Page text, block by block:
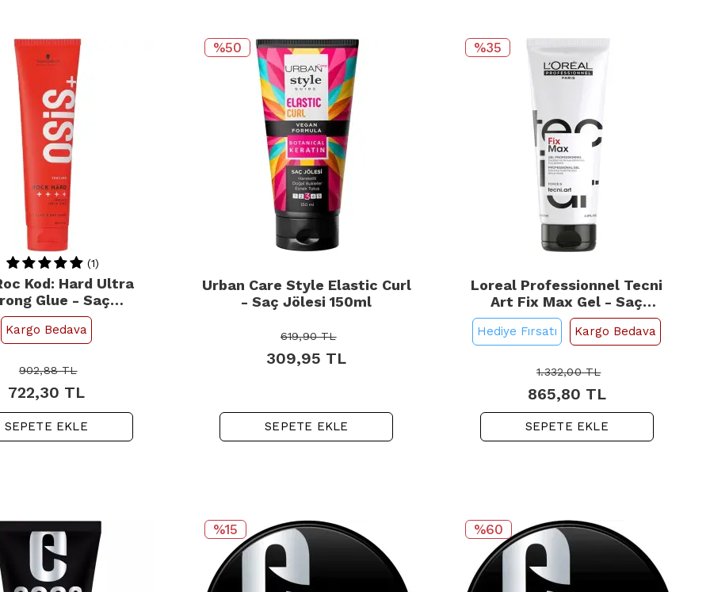
(1)
Kod: Hard Ultra
Glue - Saç
150ml
Kargo Bedava
902,88TL
722,30 TL
SEPETE EKLE
%50
Urban Care Style Elastic Curl
- Saç Jölesi 150ml
619,90TL
309,95 TL
SEPETE EKLE
%35
Loreal Professionnel Tecni
Art Fix Max Gel - Saç
Sabitleyici Jel 200ml
Hediye Fırsatı Kargo Bedava
1.332,00TL
865,80 TL
SEPETE EKLE
%15 %60